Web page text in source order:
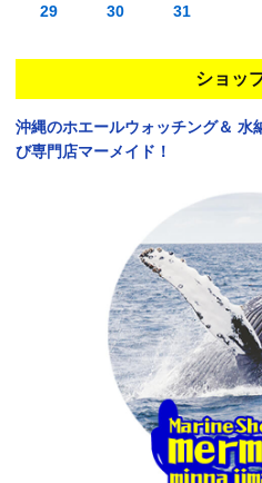
29
30 31
ショッ
沖縄のホエールウォッチング＆ 水
び専門店マーメイド！